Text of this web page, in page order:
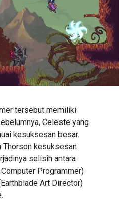
tersebut memiliki
Celeste yang
kesuksesan besar.
Thorson kesuksesan
selisih antara
Programmer)
Art Director)